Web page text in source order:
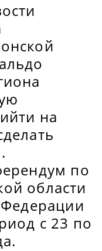
на
по
области
Федерации
с 23 по